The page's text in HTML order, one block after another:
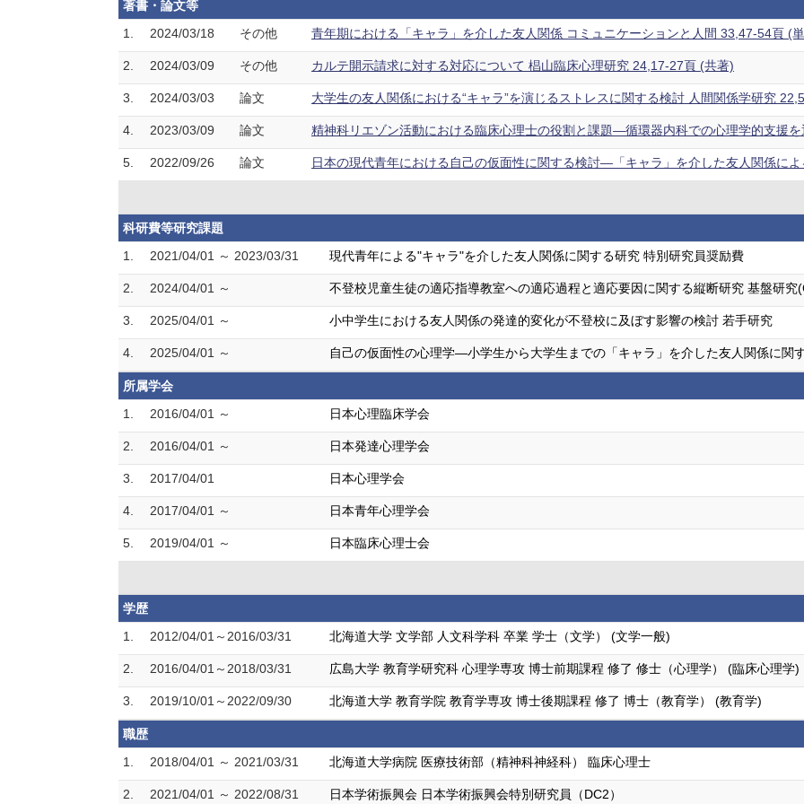
著書・論文等
1.
2024/03/18 その他 青年期における「キャラ」を介した友人関係 コミュニケーションと人間 33,47-54頁 (
2. 2024/03/09 その他 カルテ開示請求に対する対応について 椙山臨床心理研究 24,17-27頁 (共著)
3. 2024/03/03 論文 大学生の友人関係における“キャラ”を演じるストレスに関する検討 人間関係学研究
4. 2023/03/09 論文 精神科リエゾン活動における臨床心理士の役割と課題―循環器内科での心理学的支援
5. 2022/09/26 論文 日本の現代青年における自己の仮面性に関する検討―「キャラ」を介した友人関係に
科研費等研究課題
1.
2021/04/01 ～ 2023/03/31 現代青年による"キャラ"を介した友人関係に関する研究 特別研究員奨励費
2. 2024/04/01 ～ 不登校児童生徒の適応指導教室への適応過程と適応要因に関する縦断研究 基盤研究
3. 2025/04/01 ～ 小中学生における友人関係の発達的変化が不登校に及ぼす影響の検討 若手研究
4. 2025/04/01 ～ 自己の仮面性の心理学―小学生から大学生までの「キャラ」を介した友人関係に関
所属学会
1.
2016/04/01 ～ 日本心理臨床学会
2. 2016/04/01 ～ 日本発達心理学会
3. 2017/04/01 日本心理学会
4. 2017/04/01 ～ 日本青年心理学会
5. 2019/04/01 ～ 日本臨床心理士会
学歴
1.
2012/04/01～2016/03/31 北海道大学 文学部 人文科学科 卒業 学士（文学） (文学一般)
2. 2016/04/01～2018/03/31 広島大学 教育学研究科 心理学専攻 博士前期課程 修了 修士（心理学） (臨床心理学)
3. 2019/10/01～2022/09/30 北海道大学 教育学院 教育学専攻 博士後期課程 修了 博士（教育学） (教育学)
職歴
1.
2018/04/01 ～ 2021/03/31 北海道大学病院 医療技術部（精神科神経科） 臨床心理士
2. 2021/04/01 ～ 2022/08/31 日本学術振興会 日本学術振興会特別研究員（DC2）